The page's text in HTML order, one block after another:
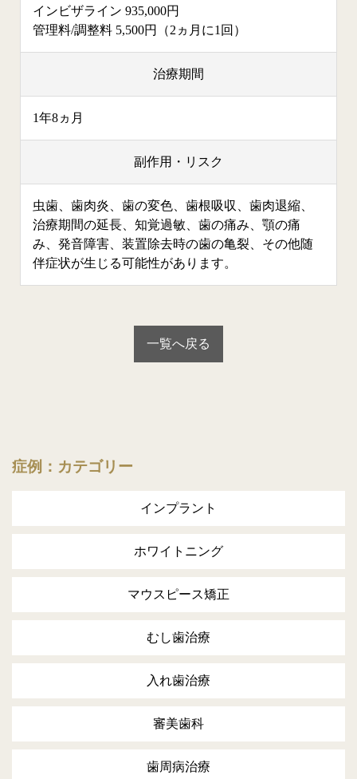
インビザライン 935,000円
管理料/調整料 5,500円（2ヵ月に1回）
治療期間
1年8ヵ月
副作用・リスク
虫歯、歯肉炎、歯の変色、歯根吸収、歯肉退縮、
治療期間の延長、知覚過敏、歯の痛み、顎の痛
み、発音障害、装置除去時の歯の亀裂、その他随
伴症状が生じる可能性があります。
一覧へ戻る
症例：カテゴリー
インプラント
ホワイトニング
マウスピース矯正
むし歯治療
入れ歯治療
審美歯科
歯周病治療